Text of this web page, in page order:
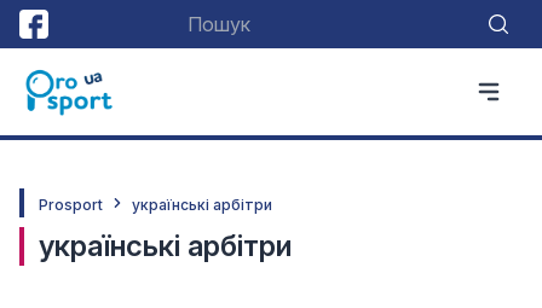
Prosport українські арбітри
українські арбітри